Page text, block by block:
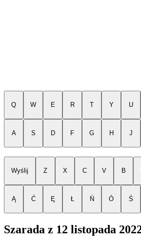
Q W E R T Y U
A S D F G H J
Wyślij Z X C V B
Ą Ć Ę Ł Ń Ó Ś
Szarada z 12 listopada